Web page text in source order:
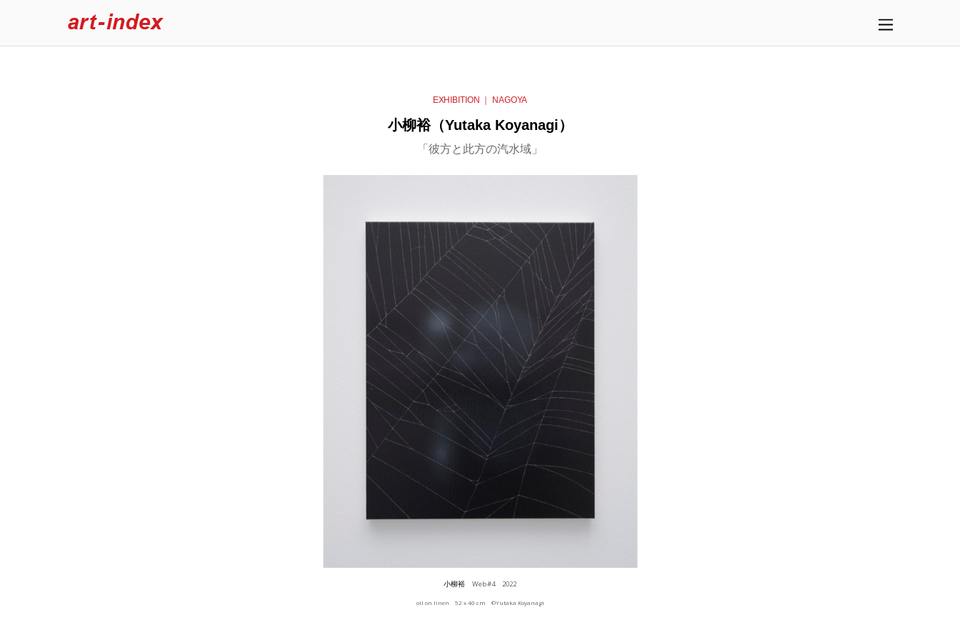
EXHIBITION ｜ NAGOYA
小柳裕（Yutaka Koyanagi）
「彼方と此方の汽水域」
小柳裕 Web #4 2022
oil on linen 52 x 40 cm ©︎Yutaka Koyanagi